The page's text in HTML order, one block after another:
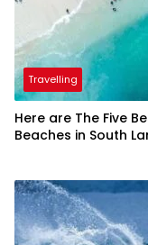
Travelling
Here are The Five
Beaches in South